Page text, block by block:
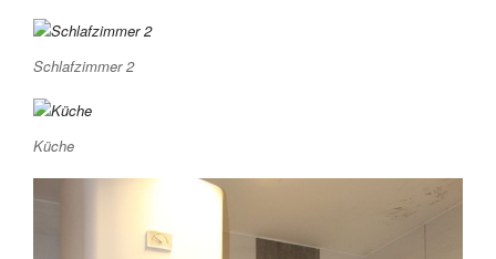
Schlafzimmer 2
Küche